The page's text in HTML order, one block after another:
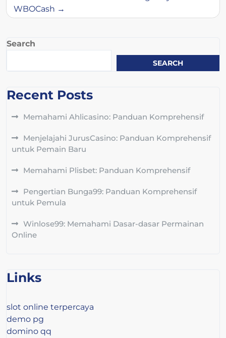
WBOCash
Search
SEARCH
Recent Posts
Memahami Ahlicasino: Panduan Komprehensif
Menjelajahi JurusCasino: Panduan Komprehensif
untuk Pemain Baru
Memahami Plisbet: Panduan Komprehensif
Pengertian Bunga99: Panduan Komprehensif
untuk Pemula
Winlose99: Memahami Dasar-dasar Permainan
Online
Links
slot online terpercaya
demo pg
domino qq